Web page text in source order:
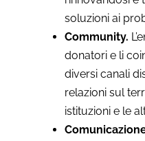
soluzioni ai
Community.
donatori e li
diversi canali
relazioni sul
istituzioni e le